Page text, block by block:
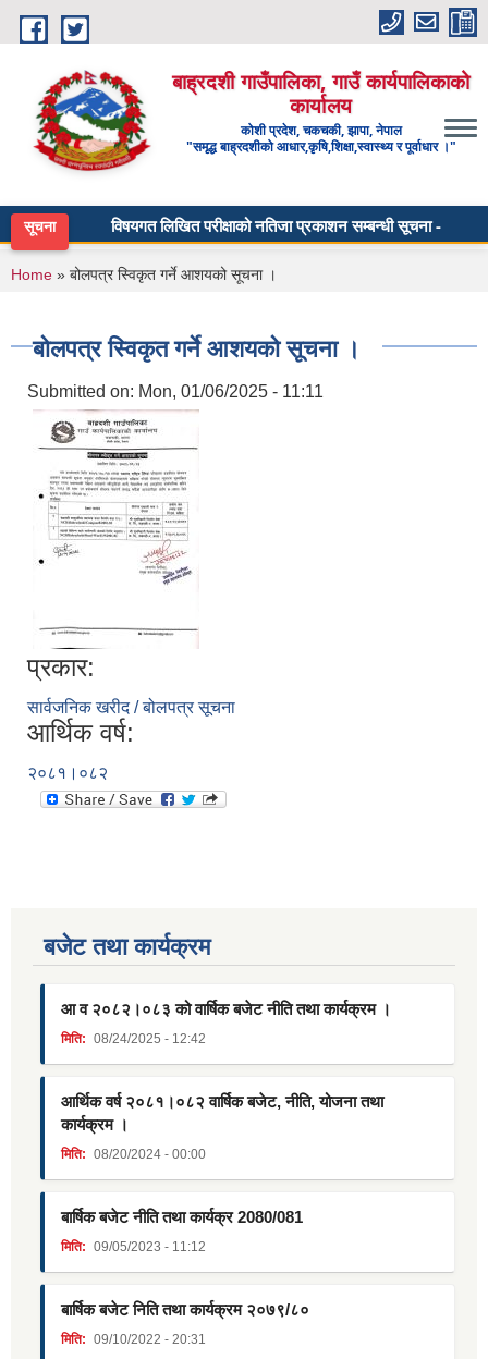
Skip to main content
बाह्रदशी गाउँपालिका, गाउँ कार्यपालिकाको
कार्यालय
कोशी प्रदेश, चकचकी, झापा, नेपाल
"समृद्ध बाह्रदशीको आधार,कृषि,शिक्षा,स्वास्थ्य र पूर्वाधार ।"
सूचना विषयगत लिखित परीक्षाको नतिजा प्रकाशन सम्बन्धी सूचना - माध्यमिक
You are here
Home » बोलपत्र स्विकृत गर्ने आशयको सूचना ।
बोलपत्र स्विकृत गर्ने आशयको सूचना ।
Submitted on: Mon, 01/06/2025 - 11:11
प्रकार:
सार्वजनिक खरीद / बोलपत्र सूचना
आर्थिक वर्ष:
२०८१।०८२
बजेट तथा कार्यक्रम
आ व २०८२।०८३ को वार्षिक बजेट नीति तथा कार्यक्रम ।
मिति: 08/24/2025 - 12:42
आर्थिक वर्ष २०८१।०८२ वार्षिक बजेट, नीति, योजना तथा
कार्यक्रम ।
मिति: 08/20/2024 - 00:00
बार्षिक बजेट नीति तथा कार्यक्र 2080/081
मिति: 09/05/2023 - 11:12
बार्षिक बजेट निति तथा कार्यक्रम २०७९/८०
मिति: 09/10/2022 - 20:31